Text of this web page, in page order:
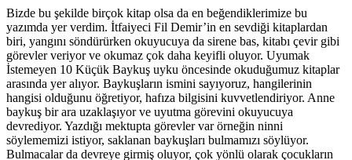
Bizde bu şekilde birçok kitap olsa da en beğendiklerimize bu
yazımda yer verdim. İtfaiyeci Fil Demir’in en sevdiği kitaplardan
biri, yangını söndürürken okuyucuya da sirene bas, kitabı çevir gibi
görevler veriyor ve okumaz çok daha keyifli oluyor. Uyumak
İstemeyen 10 Küçük Baykuş uyku öncesinde okuduğumuz kitaplar
arasında yer alıyor. Baykuşların ismini sayıyoruz, hangilerinin
hangisi olduğunu öğretiyor, hafıza bilgisini kuvvetlendiriyor. Anne
baykuş bir ara uzaklaşıyor ve uyutma görevini okuyucuya
devrediyor. Yazdığı mektupta görevler var örneğin ninni
söylememizi istiyor, saklanan baykuşları bulmamızı söylüyor.
Bulmacalar da devreye girmiş oluyor, çok yönlü olarak çocukların